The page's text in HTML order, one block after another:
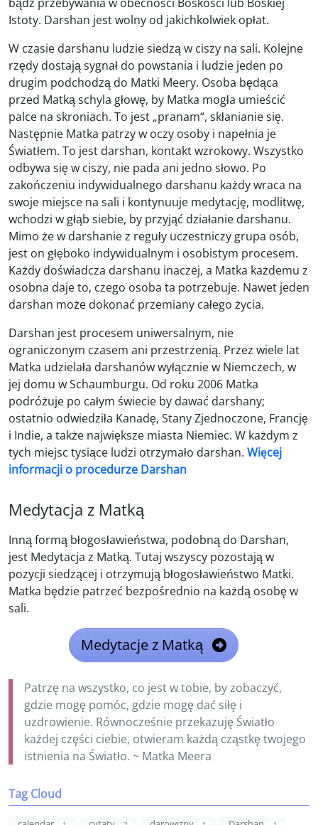
Istoty. Darshan jest wolny od jakichkolwiek opłat.
W czasie darshanu ludzie siedzą w ciszy na sali. Kolejne
rzędy dostają sygnał do powstania i ludzie jeden po
drugim podchodzą do Matki Meery. Osoba będąca
przed Matką schyla głowę, by Matka mogła umieścić
palce na skroniach. To jest „pranam“, skłanianie się.
Następnie Matka patrzy w oczy osoby i napełnia je
Światłem. To jest darshan, kontakt wzrokowy. Wszystko
odbywa się w ciszy, nie pada ani jedno słowo. Po
zakończeniu indywidualnego darshanu każdy wraca na
swoje miejsce na sali i kontynuuje medytację, modlitwę,
wchodzi w głąb siebie, by przyjąć działanie darshanu.
Mimo że w darshanie z reguły uczestniczy grupa osób,
jest on głęboko indywidualnym i osobistym procesem.
Każdy doświadcza darshanu inaczej, a Matka każdemu z
osobna daje to, czego osoba ta potrzebuje. Nawet jeden
darshan może dokonać przemiany całego życia.
Darshan jest procesem uniwersalnym, nie
ograniczonym czasem ani przestrzenią. Przez wiele lat
Matka udzielała darshanów wyłącznie w Niemczech, w
jej domu w Schaumburgu. Od roku 2006 Matka
podróżuje po całym świecie by dawać darshany;
ostatnio odwiedziła Kanadę, Stany Zjednoczone, Francję
i Indie, a także największe miasta Niemiec. W każdym z
tych miejsc tysiące ludzi otrzymało darshan. Więcej
informacji o procedurze Darshan
Medytacja z Matką
Inną formą błogosławieństwa, podobną do Darshan,
jest Medytacja z Matką. Tutaj wszyscy pozostają w
pozycji siedzącej i otrzymują błogosławieństwo Matki.
Matka będzie patrzeć bezpośrednio na każdą osobę w
sali.
Medytacje z Matką
Patrzę na wszystko, co jest w tobie, by zobaczyć,
gdzie mogę pomóc, gdzie mogę dać siłę i
uzdrowienie. Równocześnie przekazuję Światło
każdej części ciebie, otwieram każdą cząstkę twojego
istnienia na Światło. ~ Matka Meera
Tag Cloud